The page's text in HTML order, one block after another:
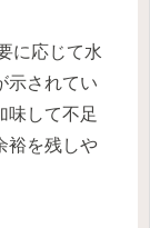
に応じて水
示されてい
味して不足
裕を残しや